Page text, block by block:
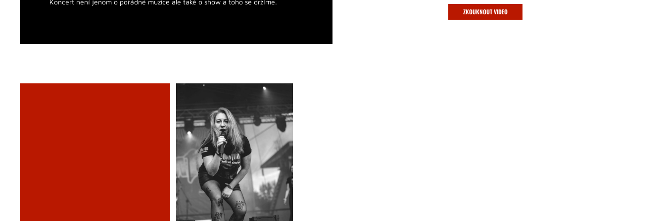
Koncert není jenom o pořádné muzice ale také o show a toho se držíme.
ZKOUKNOUT VIDEO